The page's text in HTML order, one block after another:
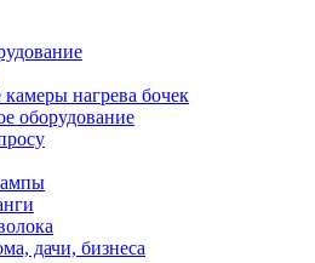
нагрева бочек
оборудование
дачи, бизнеса